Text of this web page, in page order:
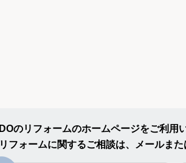
DOのリフォームのホームページをご利用
リフォームに関するご相談は、メールま